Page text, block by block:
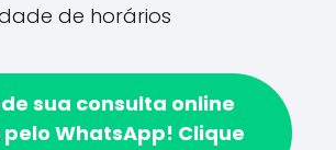
de horários
sua consulta online
WhatsApp! Clique